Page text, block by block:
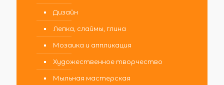
Дизайн
Лепка, слаймы, глина
Мозаика и аппликация
Художественное творчество
Мыльная мастерская